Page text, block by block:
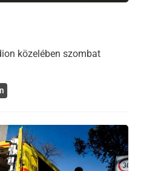
közelében szombat